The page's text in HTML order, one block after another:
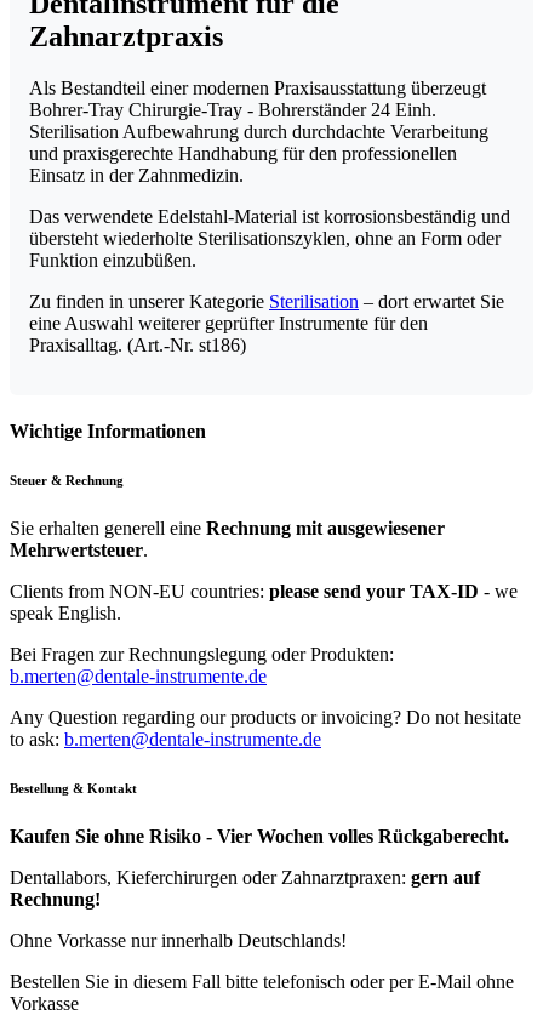
Zahnarztpraxis
Als Bestandteil einer modernen Praxisausstattung überzeugt
Bohrer-Tray Chirurgie-Tray - Bohrerständer 24 Einh.
Sterilisation Aufbewahrung durch durchdachte Verarbeitung
und praxisgerechte Handhabung für den professionellen
Einsatz in der Zahnmedizin.
Das verwendete Edelstahl-Material ist korrosionsbeständig und
übersteht wiederholte Sterilisationszyklen, ohne an Form oder
Funktion einzubüßen.
Zu finden in unserer Kategorie Sterilisation – dort erwartet Sie
eine Auswahl weiterer geprüfter Instrumente für den
Praxisalltag. (Art.-Nr. st186)
Wichtige Informationen
Steuer & Rechnung
Sie erhalten generell eine Rechnung mit ausgewiesener
Mehrwertsteuer.
Clients from NON-EU countries: please send your TAX-ID - we
speak English.
Bei Fragen zur Rechnungslegung oder Produkten:
b.merten@dentale-instrumente.de
Any Question regarding our products or invoicing? Do not hesitate
to ask: b.merten@dentale-instrumente.de
Bestellung & Kontakt
Kaufen Sie ohne Risiko - Vier Wochen volles Rückgaberecht.
Dentallabors, Kieferchirurgen oder Zahnarztpraxen: gern auf
Rechnung!
Ohne Vorkasse nur innerhalb Deutschlands!
Bestellen Sie in diesem Fall bitte telefonisch oder per E-Mail ohne
Vorkasse